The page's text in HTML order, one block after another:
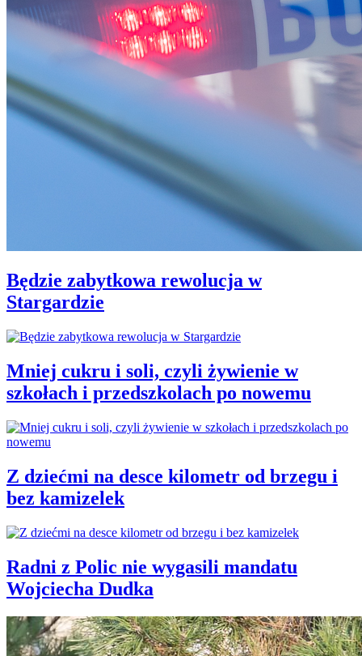
Będzie zabytkowa rewolucja w
Stargardzie
Mniej cukru i soli, czyli żywienie w
szkołach i przedszkolach po nowemu
Z dziećmi na desce kilometr od brzegu i
bez kamizelek
Radni z Polic nie wygasili mandatu
Wojciecha Dudka